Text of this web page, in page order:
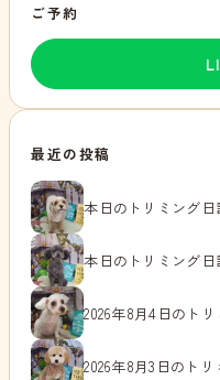
ご予約
最近の投稿
本日のトリミング日
本日のトリミング日
2026年8月4日のト
2026年8月3日のト